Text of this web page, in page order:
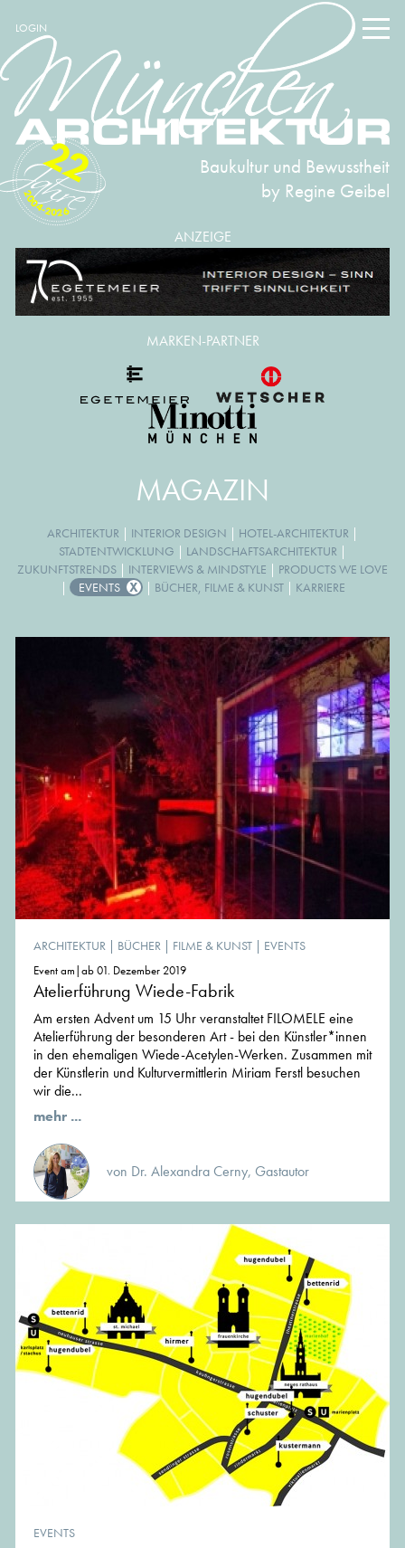
LOGIN
Baukultur und Bewusstheit
by Regine Geibel
2004-2026
22
ANZEIGE
MAGAZIN
ARCHITEKTUR | INTERIOR DESIGN | HOTEL-ARCHITEKTUR |
STADTENTWICKLUNG | LANDSCHAFTSARCHITEKTUR |
ZUKUNFTSTRENDS | INTERVIEWS & MINDSTYLE | PRODUCTS WE LOVE
|
EVENTS | BÜCHER, FILME & KUNST| KARRIERE
ARCHITEKTUR | BÜCHER | FILME & KUNST | EVENTS
Event am|ab 01. Dezember 2019
Atelierführung Wiede-Fabrik
Am ersten Advent um 15 Uhr veranstaltet FILOMELE eine
Atelierführung der besonderen Art - bei den Künstler*innen
in den ehemaligen Wiede-Acetylen-Werken. Zusammen mit
der Künstlerin und Kulturvermittlerin Miriam Ferstl besuchen
wir die...
mehr ...
von Dr. Alexandra Cerny, Gastautor
EVENTS